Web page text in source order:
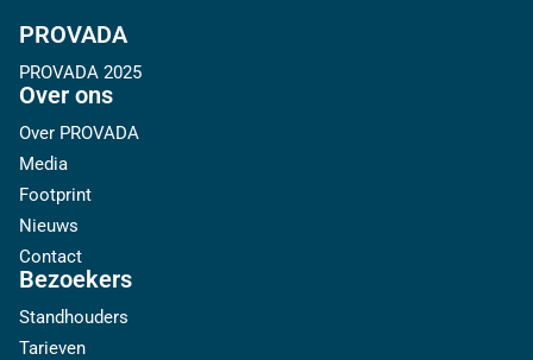
PROVADA
PROVADA 2025
Over ons
Over PROVADA
Media
Footprint
Nieuws
Contact
Bezoekers
Standhouders
Tarieven